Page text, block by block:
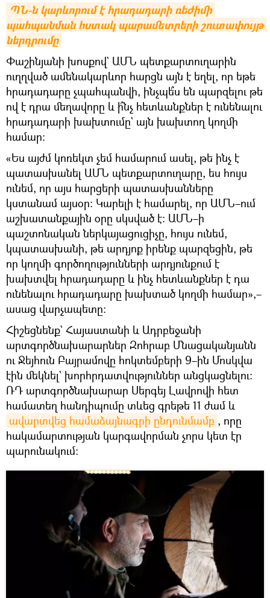
ՊՆ-ն կարևորում է հրադադարի ռեժիմի
պահպանման հստակ պարամետրերի շուտափույթ
ներդրումը
Փաշինյանի խոսքով` ԱՄՆ պետքարտուղարին
ուղղված ամենակարևոր հարցն այն է եղել, որ եթե
հրադադարը չպահպանվի, ինչպե՞ս են պարզելու թե
ով է դրա մեղավորը և ի՞նչ հետևանքներ է ունենալու
հրադադարի խախտումը` այն խախտող կողմի
համար։
«Ես այժմ կոռեկտ չեմ համարում ասել, թե ինչ է
պատասխանել ԱՄՆ պետքարտուղարը, ես հույս
ունեմ, որ այս հարցերի պատասխանները
կստանամ այսօր։ Կարելի է համարել, որ ԱՄՆ–ում
աշխատանքային օրը սկսված է։ ԱՄՆ–ի
պաշտոնական ներկայացուցիչը, հույս ունեմ,
կպատասխանի, թե արդյոք իրենք պարզեցին, թե
որ կողմի գործողությունների արդյունքում է
խախտվել հրադադարը և ինչ հետևանքներ է դա
ունենալու հրադադարը խախտած կողմի համար»,–
ասաց վարչապետը։
Հիշեցնենք` Հայաստանի և Ադրբեջանի
արտգործնախարարներ Զոհրաբ Մնացականյանն
ու Ջեյհուն Բայրամովը հոկտեմբերի 9–ին Մոսկվա
էին մեկնել` խորհրդատվություններ անցկացնելու։
ՌԴ արտգործնախարար Սերգեյ Լավրովի հետ
համատեղ հանդիպումը տևեց գրեթե 11 ժամ և
ավարտվեց համաձայնագրի ընդունմամբ , որը
հակամարտության կարգավորման չորս կետ էր
պարունակում։